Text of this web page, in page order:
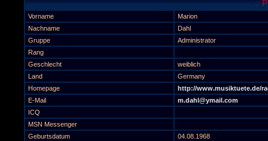
.:
Vorname
Marion
Nachname
Dahl
Gruppe
Administrator
Rang
Geschlecht
weiblich
Land
Germany
Homepage
http://www.musiktuete.de/
E-Mail
m.dahl@ymail.com
ICQ
MSN Messenger
Geburtsdatum
04.08.1968